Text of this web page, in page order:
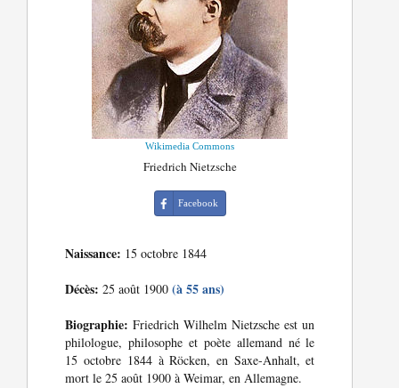
Wikimedia Commons
Friedrich Nietzsche
Facebook
Naissance: 15 octobre 1844
Décès: 25 août 1900(à 55 ans)
Biographie: Friedrich Wilhelm Nietzsche est un
philologue, philosophe et poète allemand né le
15 octobre 1844 à Röcken, en Saxe-Anhalt, et
mort le 25 août 1900 à Weimar, en Allemagne.